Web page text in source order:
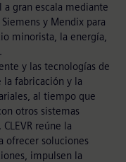
a gran escala mediante
y Mendix para
minorista, la energía,
y las tecnologías de
la fabricación y la
al tiempo que
otros sistemas
reúne la
ofrecer soluciones
impulsen la